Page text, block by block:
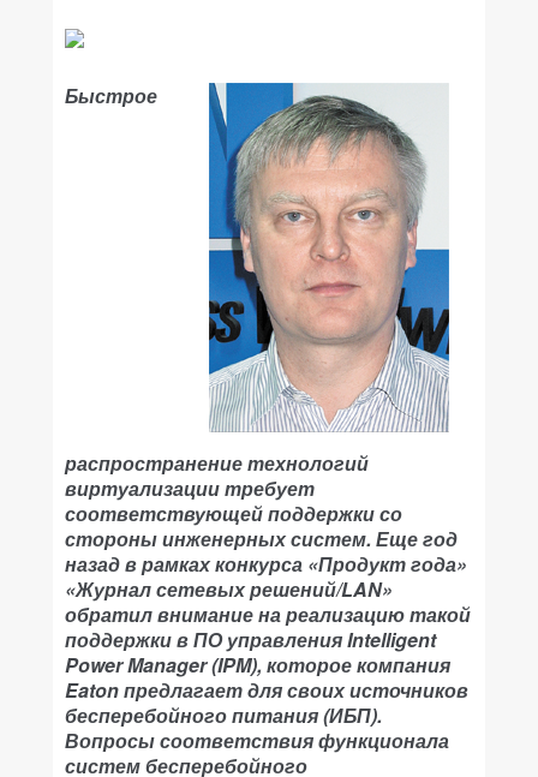
Быстрое
распространение технологий
виртуализации требует
соответствующей поддержки со
стороны инженерных систем. Еще год
назад в рамках конкурса «Продукт года»
«Журнал сетевых решений/LAN»
обратил внимание на реализацию такой
поддержки в ПО управления Intelligent
Power Manager (IPM), которое компания
Eaton предлагает для своих источников
бесперебойного питания (ИБП).
Вопросы соответствия функционала
систем бесперебойного